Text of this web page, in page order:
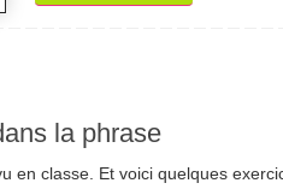
la phrase
en classe. Et voici quelques